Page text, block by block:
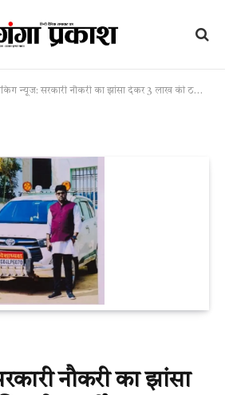
न्यूज: सरकारी नौकरी का झांसा देकर 3 लाख की ठगी: फर्जी “प्रदेशाध्यक्ष” पर सूरजपुर थाने में FIR दर्ज
नौकरी का झांसा